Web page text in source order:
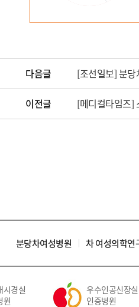
다음글 [조선일보] 분
이전글 [메디컬타임즈]
분당차여성병원 차 여성의학연
경실
우수인공신장실
인증병원